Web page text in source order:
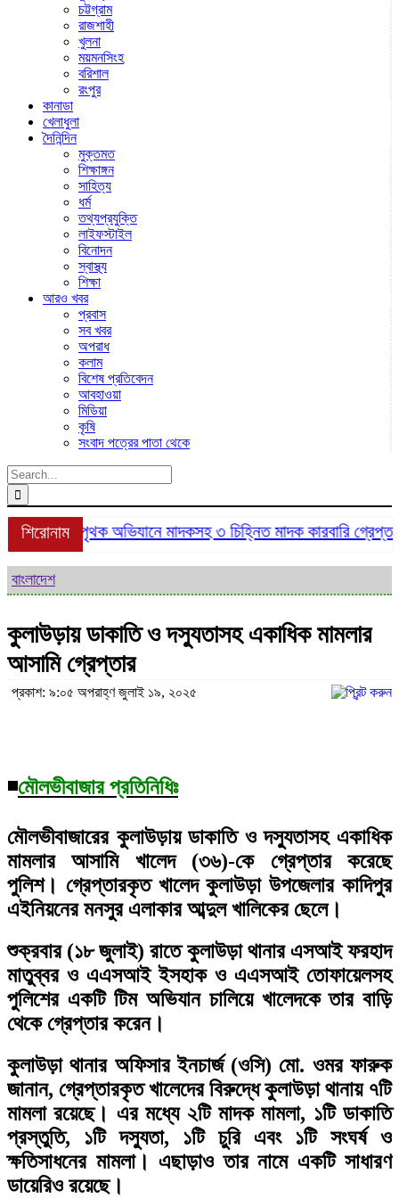
চট্টগ্রাম
রাজশাহী
খুলনা
ময়মনসিংহ
বরিশাল
রংপুর
কানাডা
খেলাধুলা
দৈনিন্দিন
মুক্তমত
শিক্ষাঙ্গন
সাহিত্য
ধর্ম
তথ্যপ্রযুক্তি
লাইফস্টাইল
বিনোদন
স্বাস্থ্য
শিক্ষা
আরও খবর
প্রবাস
সব খবর
অপরাধ
কলাম
বিশেষ প্রতিবেদন
আবহাওয়া
মিডিয়া
কৃষি
সংবাদ পত্রের পাতা থেকে
Search
for:
শিরোনাম
ডিবির পৃথক অভিযানে মাদকসহ ৩ চিহ্নিত মাদক কারবারি গ্রেপ্তার
বাংলাদেশ
কুলাউড়ায় ডাকাতি ও দস্যুতাসহ একাধিক মামলার
আসামি গ্রেপ্তার
প্রকাশ: ৯:০৫ অপরাহ্ণ জুলাই ১৯, ২০২৫
◾মৌলভীবাজার প্রতিনিধিঃ
মৌলভীবাজারের কুলাউড়ায় ডাকাতি ও দস্যুতাসহ একাধিক
মামলার আসামি খালেদ (৩৬)-কে গ্রেপ্তার করেছে
পুলিশ। গ্রেপ্তারকৃত খালেদ কুলাউড়া উপজেলার কাদিপুর
এইনিয়নের মনসুর এলাকার আব্দুল খালিকের ছেলে।
শুক্রবার (১৮ জুলাই) রাতে কুলাউড়া থানার এসআই ফরহাদ
মাতুব্বর ও এএসআই ইসহাক ও এএসআই তোফায়েলসহ
পুলিশের একটি টিম অভিযান চালিয়ে খালেদকে তার বাড়ি
থেকে গ্রেপ্তার করেন।
কুলাউড়া থানার অফিসার ইনচার্জ (ওসি) মো. ওমর ফারুক
জানান, গ্রেপ্তারকৃত খালেদের বিরুদ্ধে কুলাউড়া থানায় ৭টি
মামলা রয়েছে। এর মধ্যে ২টি মাদক মামলা, ১টি ডাকাতি
প্রস্তুতি, ১টি দস্যুতা, ১টি চুরি এবং ১টি সংঘর্ষ ও
ক্ষতিসাধনের মামলা। এছাড়াও তার নামে একটি সাধারণ
ডায়েরিও রয়েছে।